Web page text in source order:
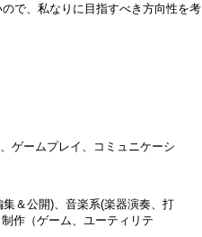
で、私なりに目指すべき方向性を考
ゲームプレイ、コミュニケーシ
＆公開)、音楽系(楽器演奏、打
作（ゲーム、ユーティリテ